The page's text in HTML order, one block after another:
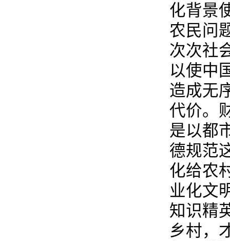
化背景
农民问
次次社
以使中
造成无
代价。
是以都
德规范
化给农
业化文
知识精
乡村，